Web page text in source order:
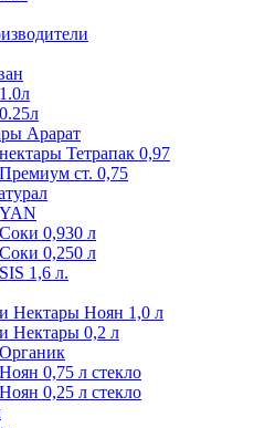
Арарат
Тетрапак 0,97
ст. 0,75
Соки 0,930 л
Соки 0,250 л
1,6 л.
Нектары Ноян 1,0 л
Нектары 0,2 л
0,75 л стекло
0,25 л стекло